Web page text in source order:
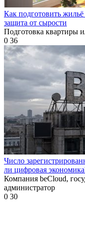
Как подготовить
защита от сырости
Подготовка квартиры
0 36
Число
ли цифровая
Компания beCloud,
администратор
0 30